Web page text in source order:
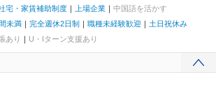
宅・家賃補助制度 上場企業
中国語を活かす
未満 完全週休2日制 職種未経験歓迎
土日祝休み
あり U・Iターン支援あり